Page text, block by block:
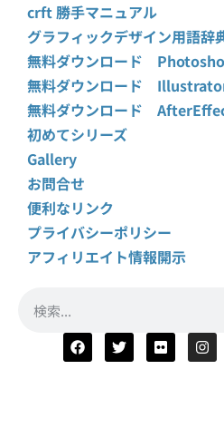
crft 勝手マニュアル
グラフィックデザイン用語辞
無料ダウンロード
無料ダウンロード
無料ダウンロード
初めてシリーズ
Gallery
お問合せ
便利なリンク
プライバシーポリシー
アフィリエイト情報開示